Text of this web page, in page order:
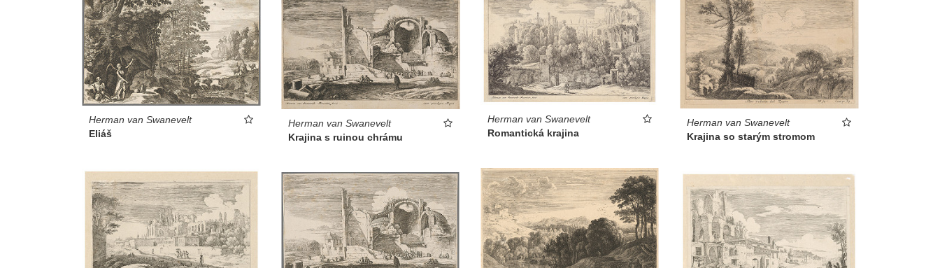
Herman van Swanevelt
Eliáš
Herman van Swanevelt
Krajina s ruinou chrámu
Herman van Swanevelt
Romantická krajina
Herman van Swanevelt
Krajina so starým stromom